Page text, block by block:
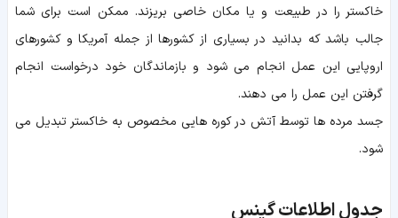
خاکستر را در طبیعت و یا مکان خاصی بریزند. ممکن است برای شما
جالب باشد که بدانید در بسیاری از کشورها از جمله آمریکا و کشورهای
اروپایی این عمل انجام می شود و بازماندگان خود درخواست انجام
گرفتن این عمل را می دهند.
جسد مرده ها توسط آتش در کوره هایی مخصوص به خاکستر تبدیل می
شود.
جدول اطلاعات گینس